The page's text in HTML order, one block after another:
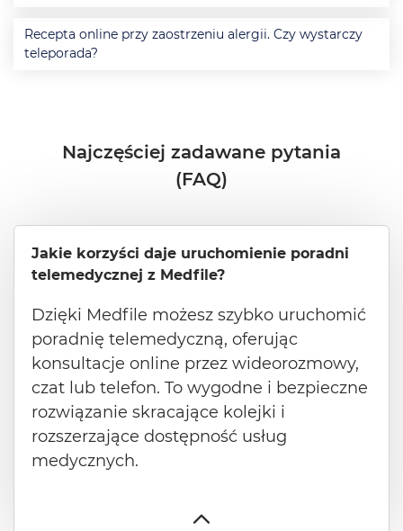
Recepta online przy zaostrzeniu alergii. Czy wystarczy
teleporada?
Najczęściej zadawane pytania
(FAQ)
Jakie korzyści daje uruchomienie poradni
telemedycznej z Medfile?
Dzięki Medfile możesz szybko uruchomić
poradnię telemedyczną, oferując
konsultacje online przez wideorozmowy,
czat lub telefon. To wygodne i bezpieczne
rozwiązanie skracające kolejki i
rozszerzające dostępność usług
medycznych.